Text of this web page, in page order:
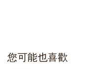
您可能也喜歡